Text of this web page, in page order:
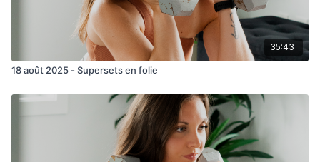
35:43
18 août 2025 - Supersets en folie